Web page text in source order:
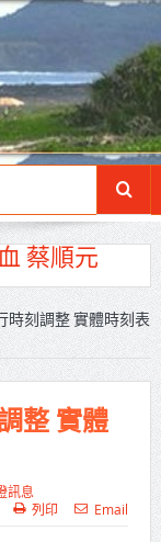
日補助
態測試
登場 新
施公共
時刻調整 實體時刻表
整 實體
訊息
列印
Email